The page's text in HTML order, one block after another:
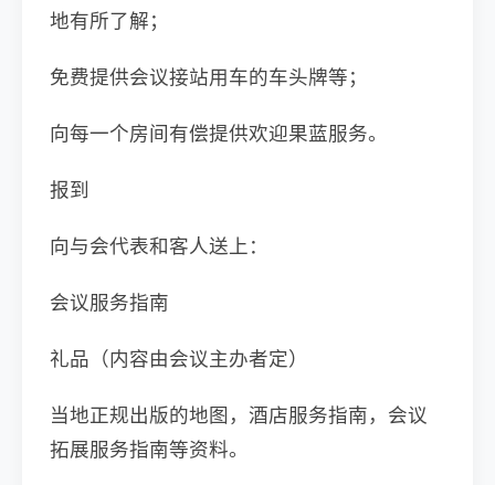
地有所了解；
免费提供会议接站用车的车头牌等；
向每一个房间有偿提供欢迎果蓝服务。
报到
向与会代表和客人送上：
会议服务指南
礼品（内容由会议主办者定）
当地正规出版的地图，酒店服务指南，会议
拓展服务指南等资料。